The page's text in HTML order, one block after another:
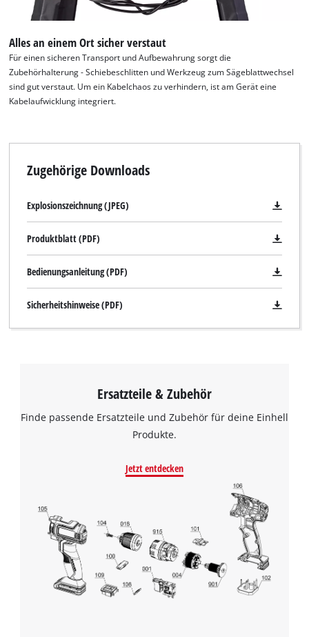
Powered by
Usercentrics Consent
Alles an einem Ort sicher verstaut
Für einen sicheren Transport und Aufbewahrung sorgt die
Zubehörhalterung - Schiebeschlitten und Werkzeug zum Sägeblattwechsel
sind gut verstaut. Um ein Kabelchaos zu verhindern, ist am Gerät eine
Kabelaufwicklung integriert.
Zugehörige Downloads
Explosionszeichnung (JPEG)
Produktblatt (PDF)
Bedienungsanleitung (PDF)
Sicherheitshinweise (PDF)
Ersatzteile & Zubehör
Finde passende Ersatzteile und Zubehör für deine Einhell
Produkte.
Jetzt entdecken